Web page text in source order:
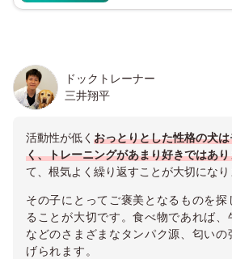
ドックトレーナー
三井翔平
活動性が低く おっとりとした性格の犬
く、トレーニングがあまり好きではあ
て、根気よく繰り返すことが大切になり
その子にとってご褒美となるものを探
ることが大切です。食べ物であれば、
などのさまざまなタンパク源、匂いの
げられます。